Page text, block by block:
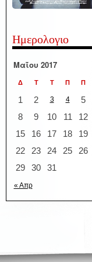
Ημερολογιο
Μαΐου 2017
Δ Τ Τ Π Π
« Απρ
1 2 3 4 5
8
9 10 11 12
15
16 17 18 19
22
23 24 25 26
29
30 31